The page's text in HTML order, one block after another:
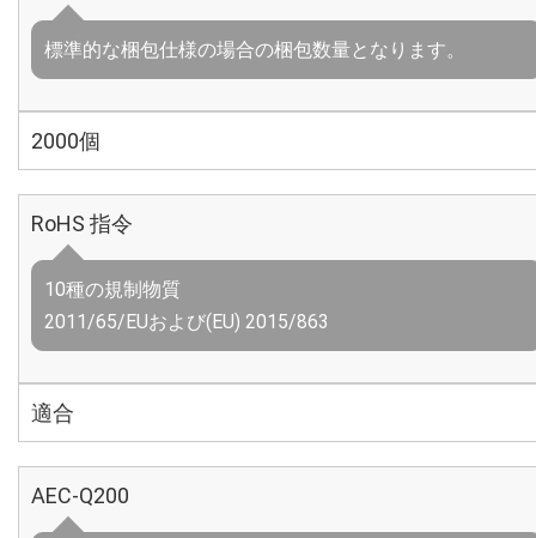
標準的な梱包仕様の場合の梱包数量となります。
2000個
RoHS 指令
10種の規制物質
2011/65/EUおよび(EU) 2015/863
適合
AEC-Q200